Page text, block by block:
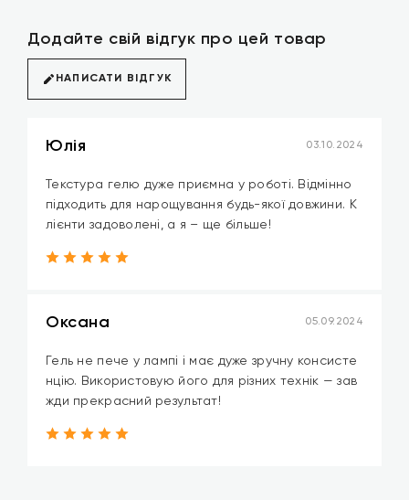
Додайте свій відгук про цей товар
НАПИСАТИ ВІДГУК
Юлія 03.10.2024
Текстура гелю дуже приємна у роботі. Відмінно
підходить для нарощування будь-якої довжини. К
лієнти задоволені, а я – ще більше!
Оксана 05.09.2024
Гель не пече у лампі і має дуже зручну консисте
нцію. Використовую його для різних технік — зав
жди прекрасний результат!